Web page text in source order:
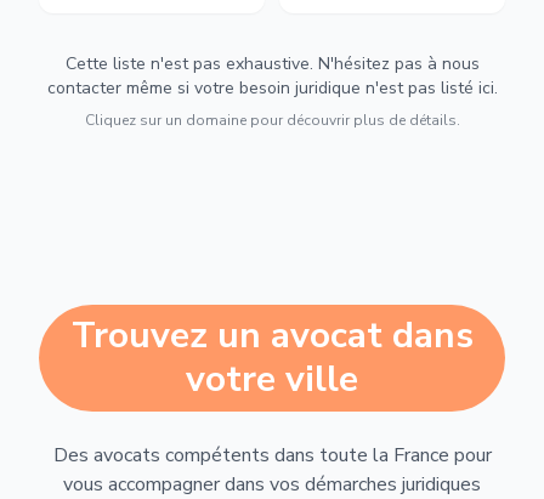
Cette liste n'est pas exhaustive. N'hésitez pas à nous
contacter même si votre besoin juridique n'est pas listé ici.
Cliquez sur un domaine pour découvrir plus de détails.
Trouvez un avocat dans
votre ville
Des avocats compétents dans toute la France pour
vous accompagner dans vos démarches juridiques